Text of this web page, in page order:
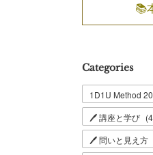
📚
Categories
1D1U Method
🖊 講座と学び (
🖊 問いと見え方